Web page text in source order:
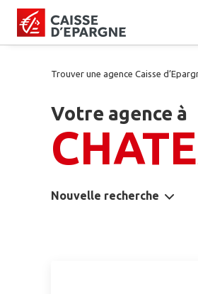
Trouver une agence Caisse
Votre agence à
Nouvelle recherche